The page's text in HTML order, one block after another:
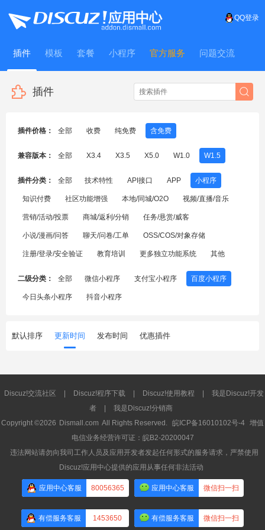
QQ登录
插件 模板 套餐 小程序 官方服务 问题交流
WitFrame
插件
插件价格： 全部 收费 纯免费 含免费
兼容版本： 全部 X3.4 X3.5 X5.0 W1.0 W1.5
插件分类： 全部 技术特性 API接口 APP 小程序
知识付费 社区功能增强 本地/同城/O2O 视频/直播/音乐
营销/活动/投票 商城/返利/分销 任务/悬赏/威客
小说/漫画/问答 聊天/问卷/工单 OSS/COS/对象存储
注册/登录/安全验证 教育培训 更多独立功能系统 其他
二级分类： 全部 微信小程序 支付宝小程序 百度小程序
今日头条小程序 抖音小程序
默认排序 更新时间 发布时间 优惠插件
Discuz!交流社区 Discuz!程序下载 Discuz!使用教程
我是Discuz!开发
者
我是Discuz!分销商
Copyright ©2026 Dismall.com All Rights Reserved. 皖ICP备16010102号-4 增值
电信业务经营许可证：皖B2-20200047
违法网站请勿向我司工作人员及应用开发者发起任何形式的服务请求，严禁使用
Discuz!应用中心提供的应用从事任何非法活动
应用中心客服 80056365 应用中心客服 微信扫一扫
有偿服务客服 1453650 有偿服务客服 微信扫一扫